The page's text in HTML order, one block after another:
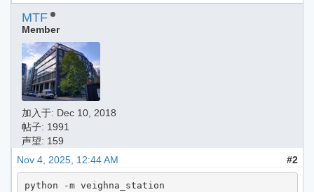
MTF
Member
加入于: Dec 10, 2018
帖子: 1991
声望: 159
Nov 4, 2025, 12:44 AM
#2
python -m veighna_station